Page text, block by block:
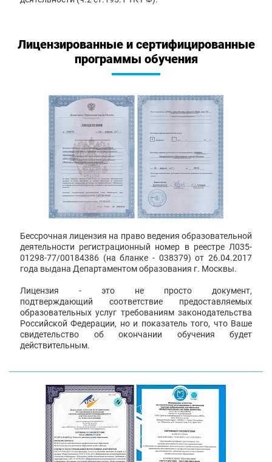
Лицензированные и сертифицированные
программы обучения
Бессрочная лицензия на право ведения образовательной
деятельности регистрационный номер в реестре Л035-
01298-77/00184386 (на бланке - 038379) от 26.04.2017
года выдана Департаментом образования г. Москвы.
Лицензия - это не просто документ,
подтверждающий соответствие предоставляемых
образовательных услуг требованиям законодательства
Российской Федерации, но и показатель того, что Ваше
свидетельство об окончании обучения будет
действительным.